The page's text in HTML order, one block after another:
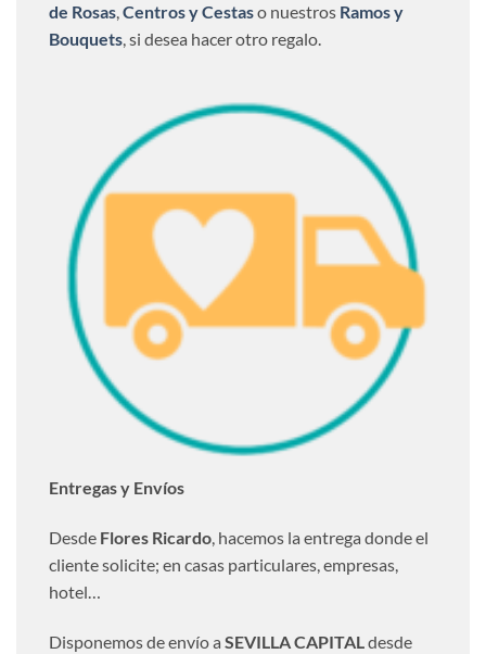
de Rosas,Centros y Cestaso nuestros Ramos y
Bouquets, si desea hacer otro regalo.
Entregas y Envíos
Desde Flores Ricardo, hacemos la entrega donde el
cliente solicite; en casas particulares, empresas,
hotel…
Disponemos de envío a SEVILLA CAPITALdesde